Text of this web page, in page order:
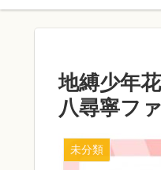
地縛少年
八尋寧フ
未分類